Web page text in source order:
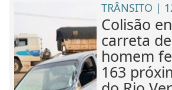
TRÂNSITO |
Colisão
carreta
homem
163